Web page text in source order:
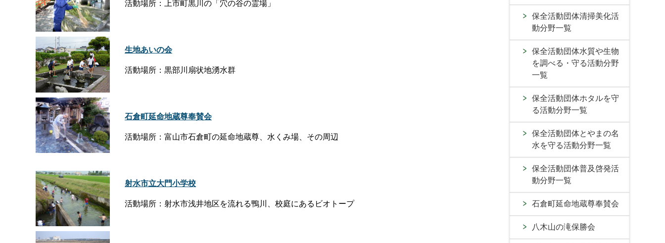
活動場所：上市町黒川の「穴の谷の霊場」
生地あいの会
活動場所：黒部川扇状地湧水群
石倉町延命地蔵尊奉賛会
活動場所：富山市石倉町の延命地蔵尊、水くみ場、その周辺
射水市立大門小学校
活動場所：射水市浅井地区を流れる鴨川、校庭にあるビオトープ
保全活動団体清掃美化活
動分野一覧
保全活動団体水質や生物
を調べる・守る活動分野
一覧
保全活動団体ホタルを守
る活動分野一覧
保全活動団体とやまの名
水を守る活動分野一覧
保全活動団体普及啓発活
動分野一覧
石倉町延命地蔵尊奉賛会
八木山の滝保勝会